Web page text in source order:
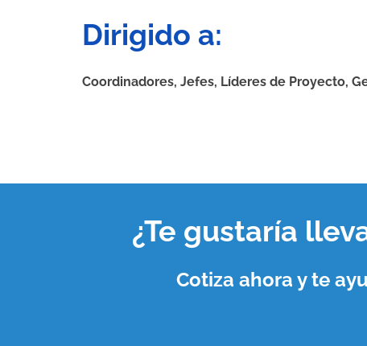
Dirigido a:
Coordinadores, Jefes, Líderes de Proyecto,
¿Te gustaría
Cotiza ahora y te